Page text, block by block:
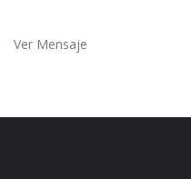
Ver Mensaje